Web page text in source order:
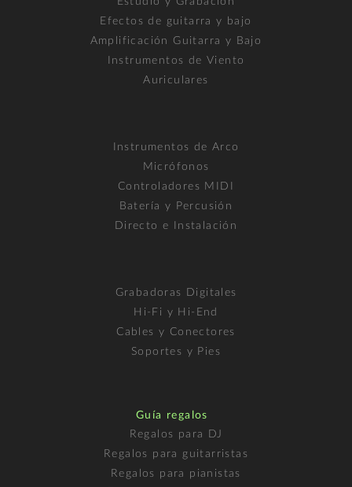
Efectos de guitarra y bajo
Amplificación Guitarra y Bajo
Instrumentos de Viento
Auriculares
Instrumentos de Arco
Micrófonos
Controladores MIDI
Batería y Percusión
Directo e Instalación
Grabadoras Digitales
Hi-Fi y Hi-End
Cables y Conectores
Soportes y Pies
Guía regalos
Regalos para DJ
Regalos para guitarristas
Regalos para pianistas